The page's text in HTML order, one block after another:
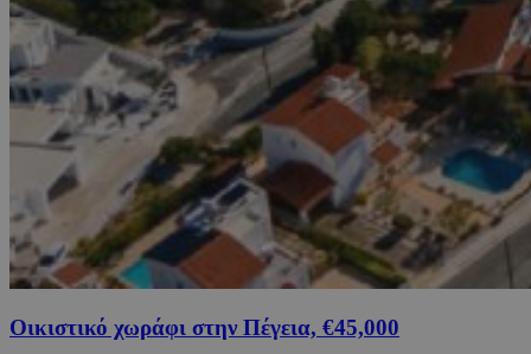
Οικιστικό χωράφι στην Πέγεια, €45,000